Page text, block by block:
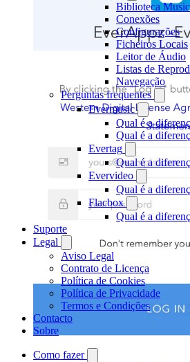
Biblioteca
Conexões
Configurações
Ficheiros Locais
Leitor de Áudio
Listas de
Navegação
Perguntas frequentes
Evermusic
Qual é a
Qual é a
Evertag
Qual é a
Evervideo
Qual é a
Flacbox
Qual é a
Suporte
Legal
Aviso Legal
Contrato de Licença
Política de Cookies
Política de Privacidade
Termos e Condições
Contacto
Sobre
Como fazer